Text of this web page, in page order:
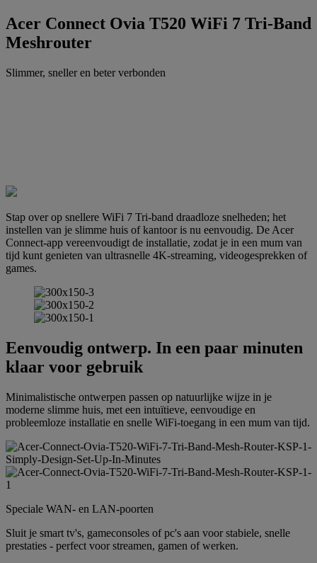
Acer Connect Ovia T520 WiFi 7 Tri-Band
Meshrouter
Slimmer, sneller en beter verbonden
Stap over op snellere WiFi 7 Tri-band draadloze snelheden; het
instellen van je slimme huis of kantoor is nu eenvoudig. De Acer
Connect-app vereenvoudigt de installatie, zodat je in een mum van
tijd kunt genieten van ultrasnelle 4K-streaming, videogesprekken of
games.
Eenvoudig ontwerp. In een paar minuten
klaar voor gebruik
Minimalistische ontwerpen passen op natuurlijke wijze in je
moderne slimme huis, met een intuïtieve, eenvoudige en
probleemloze installatie en snelle WiFi-toegang in een mum van tijd.
Speciale WAN- en LAN-poorten
Sluit je smart tv's, gameconsoles of pc's aan voor stabiele, snelle
prestaties - perfect voor streamen, gamen of werken.